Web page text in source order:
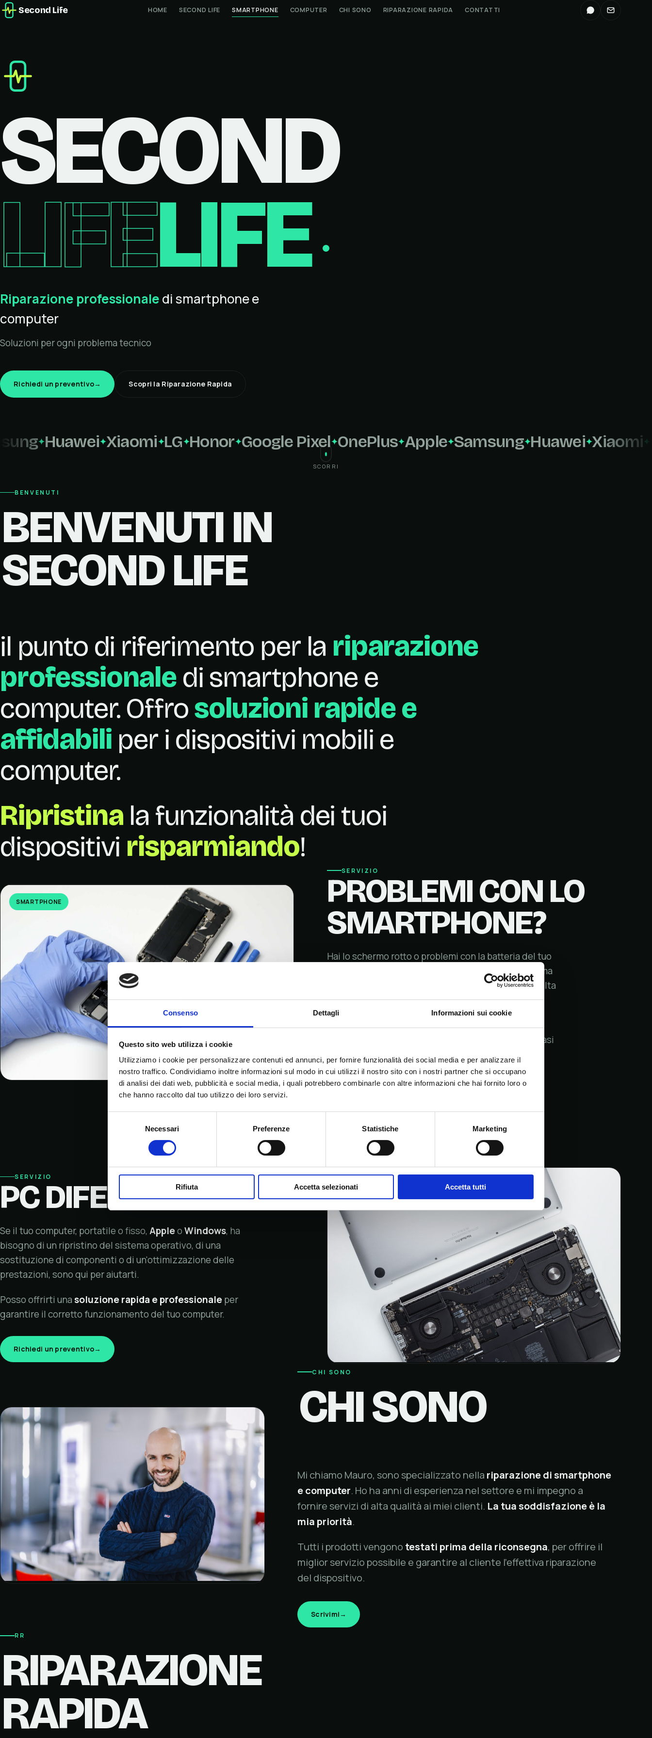
Consenso Dettagli Informazioni sui cookie
Questo sito web utilizza i cookie
Utilizziamo i cookie per personalizzare contenuti ed annunci, per fornire funzionalità dei social media e per analizzare il
nostro traffico. Condividiamo inoltre informazioni sul modo in cui utilizzi il nostro sito con i nostri partner che si occupano
di analisi dei dati web, pubblicità e social media, i quali potrebbero combinarle con altre informazioni che hai fornito loro o
che hanno raccolto dal tuo utilizzo dei loro servizi.
Necessari Preferenze Statistiche Marketing
Rifiuta Accetta selezionati Accetta tutti
Second Life HOME SECOND LIFE SMARTPHONE COMPUTER CHI SONO RIPARAZIONE RAPIDA CONTATTI
SECOND
LIFELIFE
Riparazione professionaledi smartphone e
computer
Soluzioni per ogni problema tecnico
Richiedi un preventivo→ Scopri la Riparazione Rapida
Huawei Xiaomi LG Honor Google Pixel OnePlus Apple Samsung Huawei Xiaomi LG
SCORRI
BENVENUTI
BENVENUTI IN
SECOND LIFE
il punto di riferimento per la riparazione
professionaledi smartphone e
computer. Offrosoluzioni rapide e
affidabili per i dispositivi mobili e
computer.
Ripristina la funzionalità dei tuoi
dispositivi risparmiando!
SMARTPHONE
SERVIZIO
PROBLEMI CON LO
SMARTPHONE?
Hai lo schermo rotto o problemi con la batteria del tuo
smartphone? Posso aiutarti a risolvere ogni problema
servizi di riparazione hardwaredi alta
qualità per una vasta gamma di marche e modelli di
smartphone.
per un preventivo gratuito o per qualsiasi
informazione.
Scrivimi→
COMPUTER
SERVIZIO
PC DIFETTOSO?
Se il tuo computer, portatile o fisso, AppleoWindows, ha
bisogno di un ripristino del sistema operativo, di una
sostituzione di componenti o di un'ottimizzazione delle
prestazioni, sono qui per aiutarti.
Posso offrirti unasoluzione rapida e professionale per
garantire il corretto funzionamento del tuo computer.
Richiedi un preventivo→
CHI SONO
CHI SONO
Mi chiamo Mauro, sono specializzato nella riparazione di smartphone
e computer. Ho ha anni di esperienza nel settore e mi impegno a
fornire servizi di alta qualità ai miei clienti. La tua soddisfazione è la
mia priorità.
Tutti i prodotti vengono testati prima della riconsegna, per offrire il
miglior servizio possibile e garantire al cliente l'effettiva riparazione
del dispositivo.
Scrivimi→
RR
RIPARAZIONE
RAPIDA